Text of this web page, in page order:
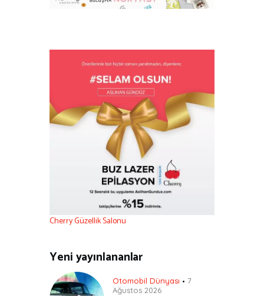
Cherry Güzellik Salonu
Yeni yayınlananlar
Otomobil Dünyası
7
Ağustos 2026